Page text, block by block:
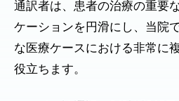
通訳者は、患者の治療の重要
ケーションを円滑にし、当院
な医療ケースにおける非常に
役立ちます。